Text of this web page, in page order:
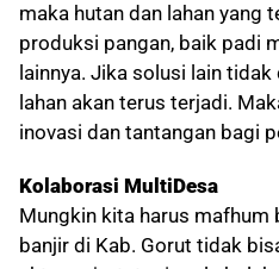
maka hutan dan lahan yang
produksi pangan, baik padi
lainnya. Jika solusi lain
lahan akan terus terjadi.
inovasi dan tantangan bagi
Kolaborasi MultiDesa
Mungkin kita harus mafhum
banjir di Kab. Gorut tidak